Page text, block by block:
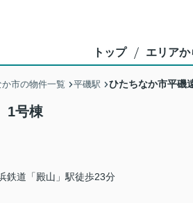
トップ エリアか
市の物件一覧 平磯駅 ひたちなか市平
1号棟
鉄道「殿山」駅徒歩23分